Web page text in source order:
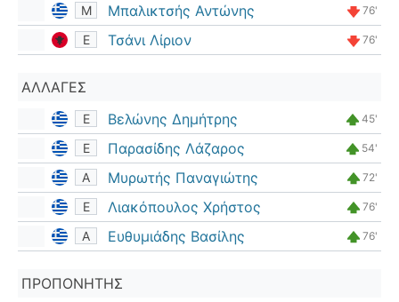
Μ Μπαλικτσής Αντώνης 76'
Ε Τσάνι Λίριον 76'
ΑΛΛΑΓΈΣ
Ε Βελώνης Δημήτρης 45'
Ε Παρασίδης Λάζαρος 54'
Α Μυρωτής Παναγιώτης 72'
Ε Λιακόπουλος Χρήστος 76'
Α Ευθυμιάδης Βασίλης 76'
ΠΡΟΠΟΝΗΤΉΣ